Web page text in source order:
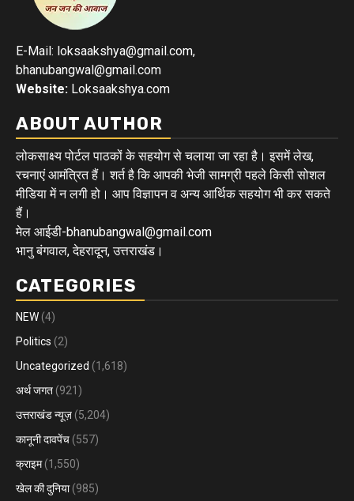
E-Mail: loksaakshya@gmail.com,
bhanubangwal@gmail.com
Website: Loksaakshya.com
ABOUT AUTHOR
लोकसाक्ष्य पोर्टल पाठकों के सहयोग से चलाया जा रहा है। इसमें लेख,
रचनाएं आमंत्रित हैं। शर्त है कि आपकी भेजी सामग्री पहले किसी सोशल
मीडिया में न लगी हो। आप विज्ञापन व अन्य आर्थिक सहयोग भी कर सकते
हैं।
मेल आईडी-bhanubangwal@gmail.com
भानु बंगवाल, देहरादून, उत्तराखंड।
CATEGORIES
NEW (4)
Politics (2)
Uncategorized (1,618)
अर्थ जगत (921)
उत्तराखंड न्यूज़ (5,204)
कानूनी दावपेंच (557)
क्राइम(1,550)
खेल की दुनिया(985)